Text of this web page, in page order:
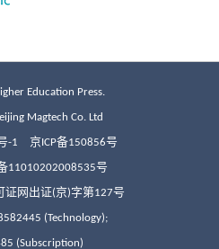
Education Press.
Magtech Co. Ltd
-1 京ICP备150856号
11010202008535号
证网出证(京)字第127号
(Technology);
(Subscription)